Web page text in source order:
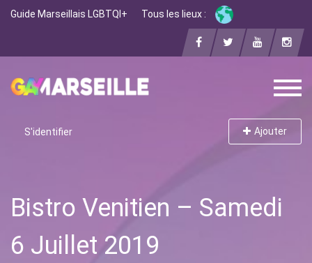
Guide Marseillais LGBTQI+ Tous les lieux :
S'identifier Ajouter
Bistro Venitien – Samedi
6 Juillet 2019